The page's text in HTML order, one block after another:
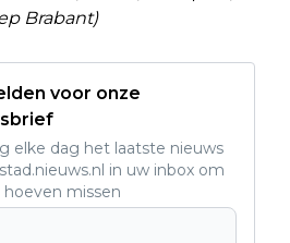
Brabant)
voor onze
elke dag het laatste nieuws
in uw inbox om
missen